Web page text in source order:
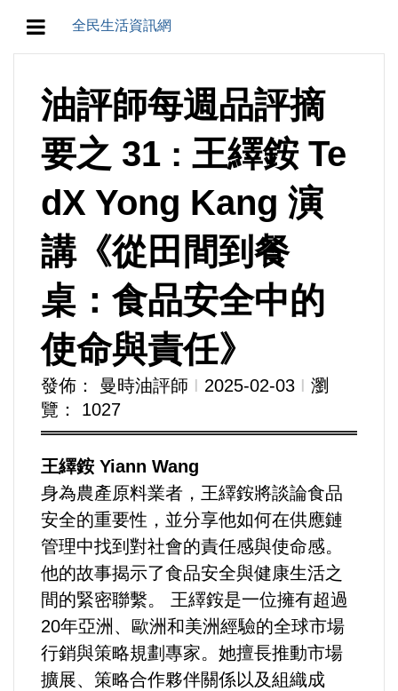
全民生活資訊網
教育/五育/五創
人生/生存/生活
產業/經濟
政治/政黨
農業/技術/肥飼料/農藥/產銷
食品/衛生/醫療/照護
運動/體育/休閒/育樂
兩岸/大陸
寵物/動保
婦女/孩童
油評師每週品評摘
要之 31 : 王繹銨 Te
dX Yong Kang 演
講《從田間到餐
桌：食品安全中的
使命與責任》
發佈： 曼時油評師 Ι 2025-02-03 Ι 瀏
覽： 1027
王繹銨 Yiann Wang
身為農產原料業者，王繹銨將談論食品
安全的重要性，並分享他如何在供應鏈
管理中找到對社會的責任感與使命感。
他的故事揭示了食品安全與健康生活之
間的緊密聯繫。 王繹銨是一位擁有超過
20年亞洲、歐洲和美洲經驗的全球市場
行銷與策略規劃專家。她擅長推動市場
擴展、策略合作夥伴關係以及組織成